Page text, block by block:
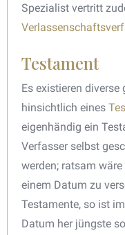
Spezialist vertritt
Testament
Es existieren
hinsichtlich eines
eigenhändig ein
Verfasser selbst
werden; ratsam
einem Datum zu
Testamente, so ist
Datum her jüngste